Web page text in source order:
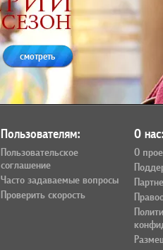
смотреть
Пользователям:
Пользовательское
соглашение
Часто задаваемые вопросы
Проверить скорость
О
О